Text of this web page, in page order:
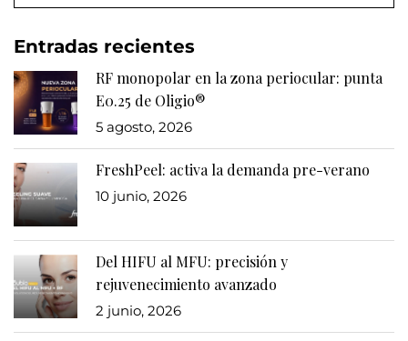
Entradas recientes
RF monopolar en la zona periocular: punta
E0.25 de Oligio®
5 agosto, 2026
FreshPeel: activa la demanda pre-verano
10 junio, 2026
Del HIFU al MFU: precisión y
rejuvenecimiento avanzado
2 junio, 2026